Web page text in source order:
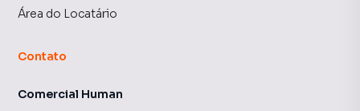
Área do Locatário
Contato
Comercial Human